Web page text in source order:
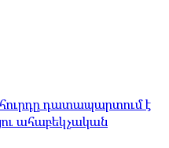
դատապարտում է
ահաբեկչական